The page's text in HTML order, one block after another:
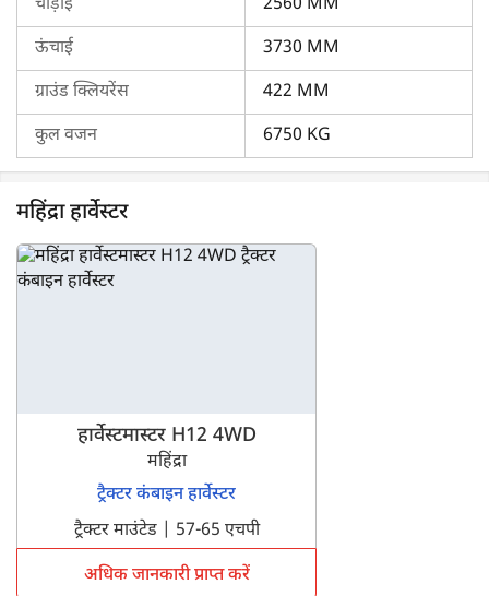
चौड़ाई
2560 MM
ऊंचाई
3730 MM
ग्राउंड क्लियरेंस
422 MM
कुल वजन
6750 KG
महिंद्रा हार्वेस्टर
हार्वेस्टमास्टर H12 4WD
महिंद्रा
ट्रैक्टर कंबाइन हार्वेस्टर
ट्रैक्टर माउंटेड | 57-65 एचपी
अधिक जानकारी प्राप्त करें